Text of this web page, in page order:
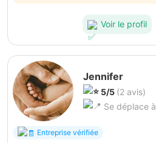
investiment dans la préparation. Les
remercie de votre disponibilité et de
Voir le profil
Jennifer
5/5 (2 avis)
Se déplace
Entreprise vérifiée